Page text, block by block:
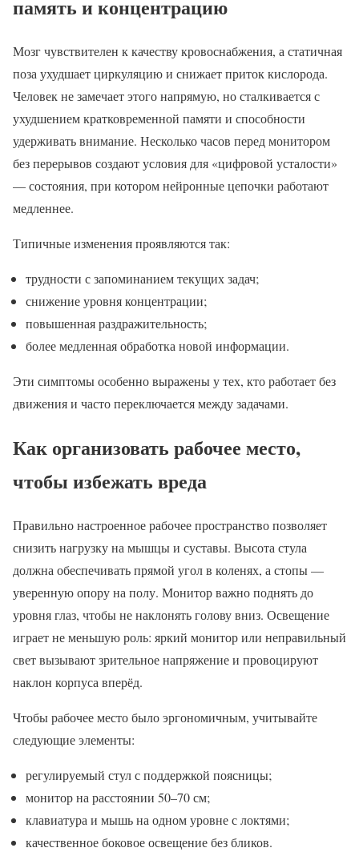
память и концентрацию
Мозг чувствителен к качеству кровоснабжения, а статичная
поза ухудшает циркуляцию и снижает приток кислорода.
Человек не замечает этого напрямую, но сталкивается с
ухудшением кратковременной памяти и способности
удерживать внимание. Несколько часов перед монитором
без перерывов создают условия для «цифровой усталости»
— состояния, при котором нейронные цепочки работают
медленнее.
Типичные изменения проявляются так:
трудности с запоминанием текущих задач;
снижение уровня концентрации;
повышенная раздражительность;
более медленная обработка новой информации.
Эти симптомы особенно выражены у тех, кто работает без
движения и часто переключается между задачами.
Как организовать рабочее место,
чтобы избежать вреда
Правильно настроенное рабочее пространство позволяет
снизить нагрузку на мышцы и суставы. Высота стула
должна обеспечивать прямой угол в коленях, а стопы —
уверенную опору на полу. Монитор важно поднять до
уровня глаз, чтобы не наклонять голову вниз. Освещение
играет не меньшую роль: яркий монитор или неправильный
свет вызывают зрительное напряжение и провоцируют
наклон корпуса вперёд.
Чтобы рабочее место было эргономичным, учитывайте
следующие элементы:
регулируемый стул с поддержкой поясницы;
монитор на расстоянии 50–70 см;
клавиатура и мышь на одном уровне с локтями;
качественное боковое освещение без бликов.